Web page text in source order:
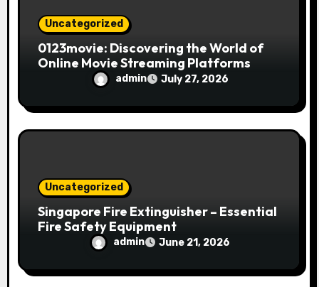
Uncategorized
0123movie: Discovering the World of
Online Movie Streaming Platforms
admin July 27, 2026
Uncategorized
Singapore Fire Extinguisher – Essential
Fire Safety Equipment
admin June 21, 2026